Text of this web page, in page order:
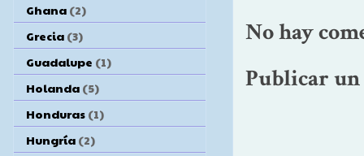
No hay
Publicar
Ghana (2)
Grecia (3)
Guadalupe (1)
Holanda (5)
Honduras (1)
Hungría (2)